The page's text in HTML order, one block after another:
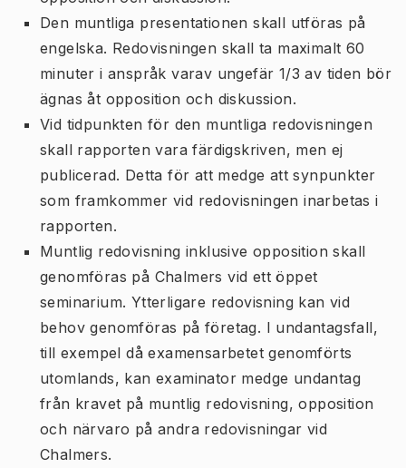
Den muntliga presentationen skall utföras på
engelska. Redovisningen skall ta maximalt 60
minuter i anspråk varav ungefär 1/3 av tiden bör
ägnas åt opposition och diskussion.
Vid tidpunkten för den muntliga redovisningen
skall rapporten vara färdigskriven, men ej
publicerad. Detta för att medge att synpunkter
som framkommer vid redovisningen inarbetas i
rapporten.
Muntlig redovisning inklusive opposition skall
genomföras på Chalmers vid ett öppet
seminarium. Ytterligare redovisning kan vid
behov genomföras på företag. I undantagsfall,
till exempel då examensarbetet genomförts
utomlands, kan examinator medge undantag
från kravet på muntlig redovisning, opposition
och närvaro på andra redovisningar vid
Chalmers.